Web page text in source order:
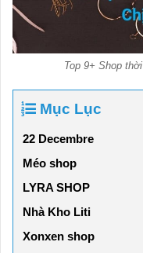
Top 9+ Shop
Mục Lục
22 Decembre
Méo shop
LYRA SHOP
Nhà Kho Liti
Xonxen shop